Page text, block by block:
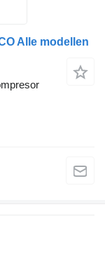
Alle modellen